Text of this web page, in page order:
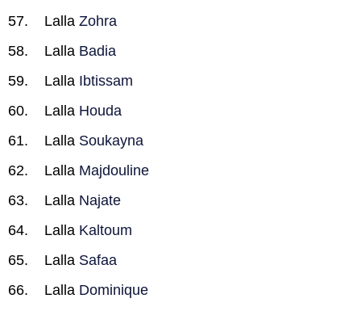
Lalla Zohra
Lalla Badia
Lalla Ibtissam
Lalla Houda
Lalla Soukayna
Lalla Majdouline
Lalla Najate
Lalla Kaltoum
Lalla Safaa
Lalla Dominique